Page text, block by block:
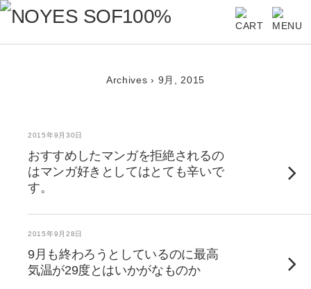
Archives › 9月, 2015
2015年9月30日
おすすめしたマンガを拒絶されるの
はマンガ好きとしてはとても辛いで
す。
2015年9月28日
9月も終わろうとしているのに最高
気温が29度とはいかがなものか